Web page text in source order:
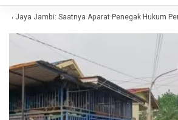
Jaya Jambi: Saatnya Aparat Penegak Hukum